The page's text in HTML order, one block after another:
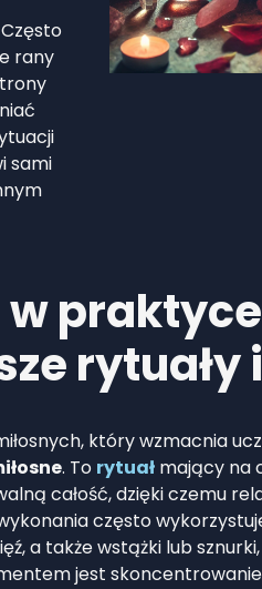
rany
sami
w
rytuały
który wzmacnia
. To rytuałmający na
całość, dzięki czemu
często
a także wstążki lub
jest skoncentrowanie